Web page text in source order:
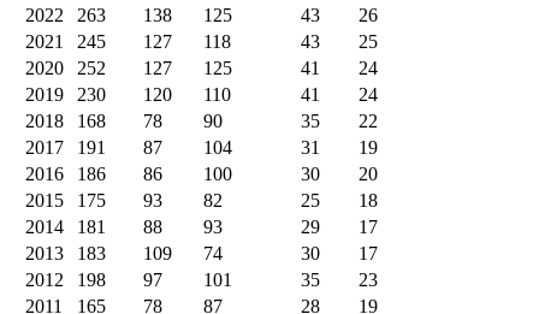
2022
263 138 125 43
26
2021
245 127 118 43
25
2020
252 127 125 41
24
2019
230 120 110 41
24
2018
168 78 90 35
22
2017
191 87 104 31
19
2016
186 86 100 30
20
2015
175 93 82 25
18
2014
181 88 93 29
17
2013
183 109 74 30
17
2012
198 97 101 35
23
2011
165 78 87 28
19